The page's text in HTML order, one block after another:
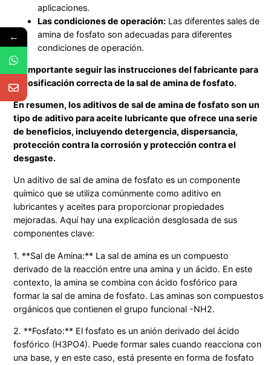
aplicaciones.
Las condiciones de operación: Las diferentes sales de
amina de fosfato son adecuadas para diferentes
condiciones de operación.
Es importante seguir las instrucciones del fabricante para
la dosificación correcta de la sal de amina de fosfato.
En resumen, los aditivos de sal de amina de fosfato son un
tipo de aditivo para aceite lubricante que ofrece una serie
de beneficios, incluyendo detergencia, dispersancia,
protección contra la corrosión y protección contra el
desgaste.
Un aditivo de sal de amina de fosfato es un componente
químico que se utiliza comúnmente como aditivo en
lubricantes y aceites para proporcionar propiedades
mejoradas. Aquí hay una explicación desglosada de sus
componentes clave:
1. **Sal de Amina:** La sal de amina es un compuesto
derivado de la reacción entre una amina y un ácido. En este
contexto, la amina se combina con ácido fosfórico para
formar la sal de amina de fosfato. Las aminas son compuestos
orgánicos que contienen el grupo funcional -NH2.
2. **Fosfato:** El fosfato es un anión derivado del ácido
fosfórico (H3PO4). Puede formar sales cuando reacciona con
una base, y en este caso, está presente en forma de fosfato
←